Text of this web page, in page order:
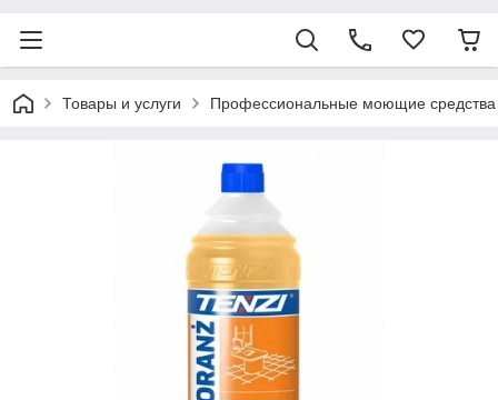
Товары и услуги Профессиональные моющие средства